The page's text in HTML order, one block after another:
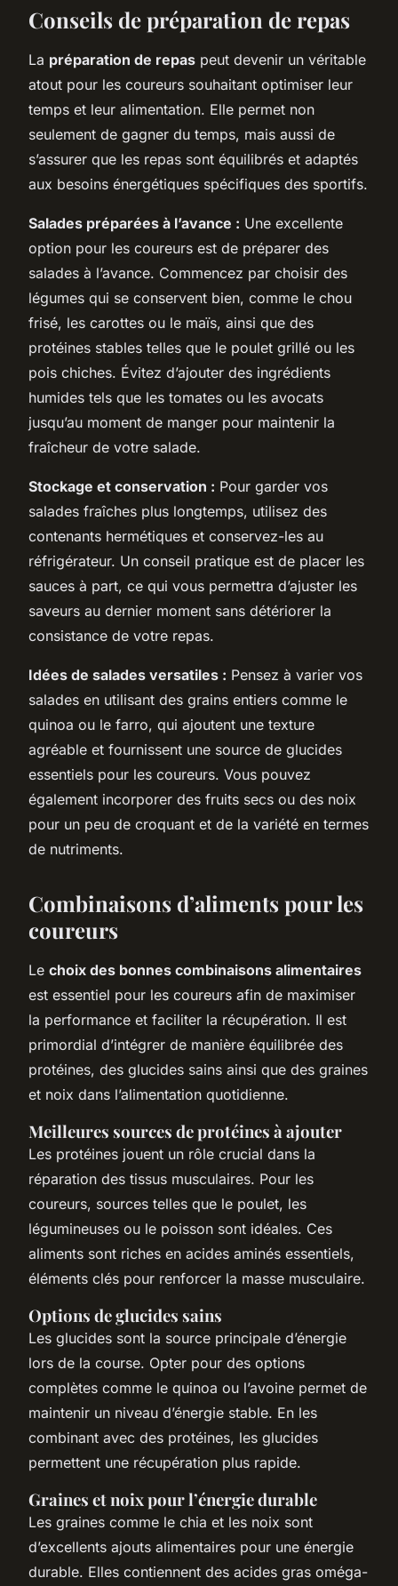
Conseils de préparation de repas
La préparation de repas peut devenir un véritable
atout pour les coureurs souhaitant optimiser leur
temps et leur alimentation. Elle permet non
seulement de gagner du temps, mais aussi de
s’assurer que les repas sont équilibrés et adaptés
aux besoins énergétiques spécifiques des sportifs.
Salades préparées à l’avance : Une excellente
option pour les coureurs est de préparer des
salades à l’avance. Commencez par choisir des
légumes qui se conservent bien, comme le chou
frisé, les carottes ou le maïs, ainsi que des
protéines stables telles que le poulet grillé ou les
pois chiches. Évitez d’ajouter des ingrédients
humides tels que les tomates ou les avocats
jusqu’au moment de manger pour maintenir la
fraîcheur de votre salade.
Stockage et conservation : Pour garder vos
salades fraîches plus longtemps, utilisez des
contenants hermétiques et conservez-les au
réfrigérateur. Un conseil pratique est de placer les
sauces à part, ce qui vous permettra d’ajuster les
saveurs au dernier moment sans détériorer la
consistance de votre repas.
Idées de salades versatiles : Pensez à varier vos
salades en utilisant des grains entiers comme le
quinoa ou le farro, qui ajoutent une texture
agréable et fournissent une source de glucides
essentiels pour les coureurs. Vous pouvez
également incorporer des fruits secs ou des noix
pour un peu de croquant et de la variété en termes
de nutriments.
Combinaisons d’aliments pour les
coureurs
Le choix des bonnes combinaisons alimentaires
est essentiel pour les coureurs afin de maximiser
la performance et faciliter la récupération. Il est
primordial d’intégrer de manière équilibrée des
protéines, des glucides sains ainsi que des graines
et noix dans l’alimentation quotidienne.
Meilleures sources de protéines à ajouter
Les protéines jouent un rôle crucial dans la
réparation des tissus musculaires. Pour les
coureurs, sources telles que le poulet, les
légumineuses ou le poisson sont idéales. Ces
aliments sont riches en acides aminés essentiels,
éléments clés pour renforcer la masse musculaire.
Options de glucides sains
Les glucides sont la source principale d’énergie
lors de la course. Opter pour des options
complètes comme le quinoa ou l’avoine permet de
maintenir un niveau d’énergie stable. En les
combinant avec des protéines, les glucides
permettent une récupération plus rapide.
Graines et noix pour l’énergie durable
Les graines comme le chia et les noix sont
d’excellents ajouts alimentaires pour une énergie
durable. Elles contiennent des acides gras oméga-